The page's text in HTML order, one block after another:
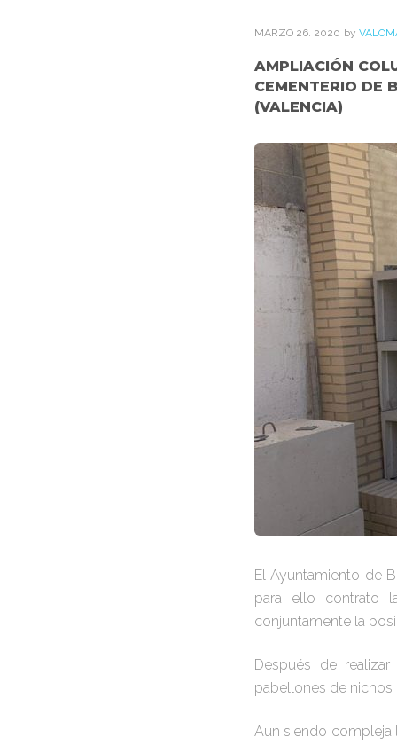
MARZO 26. 2020 by
AMPLIACIÓN
CEMENTERIO DE
(VALENCIA)
El Ayuntamiento de
para ello contrato
conjuntamente la
Después de
pabellones de nichos
Aun siendo compleja